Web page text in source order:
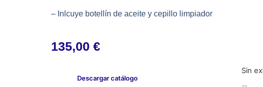
– Inlcuye botellín de aceite y cepillo limpiador
135,00 €
Descargar catálogo
Sin